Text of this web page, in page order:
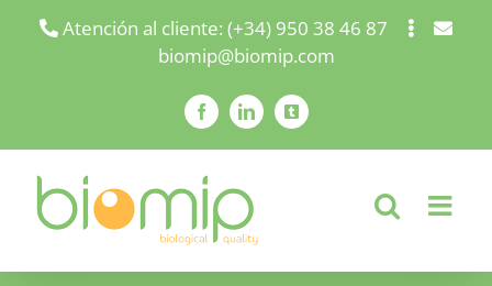
Saltar
Atención al cliente: (+34) 950 38 46 87
biomip@biomip.com
FacebookLinkedIn
X